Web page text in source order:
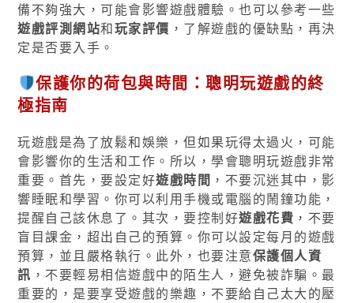
備不夠強大，可能會影響遊戲體驗。也可以參考一些
遊戲評測網站和玩家評價 ，了解遊戲的優缺點，再決
定是否要入手。
保護你的荷包與時間：聰明玩遊戲的終
極指南
玩遊戲是為了放鬆和娛樂，但如果玩得太過火，可能
會影響你的生活和工作。所以，學會聰明玩遊戲非常
重要。首先，要設定好遊戲時間 ，不要沉迷其中，影
響睡眠和學習。你可以利用手機或電腦的鬧鐘功能，
提醒自己該休息了。其次，要控制好遊戲花費 ，不要
盲目課金，超出自己的預算。你可以設定每月的遊戲
預算，並且嚴格執行。此外，也要注意保護個人資
訊 ，不要輕易相信遊戲中的陌生人，避免被詐騙。最
重要的，是要享受遊戲的樂趣，不要給自己太大的壓